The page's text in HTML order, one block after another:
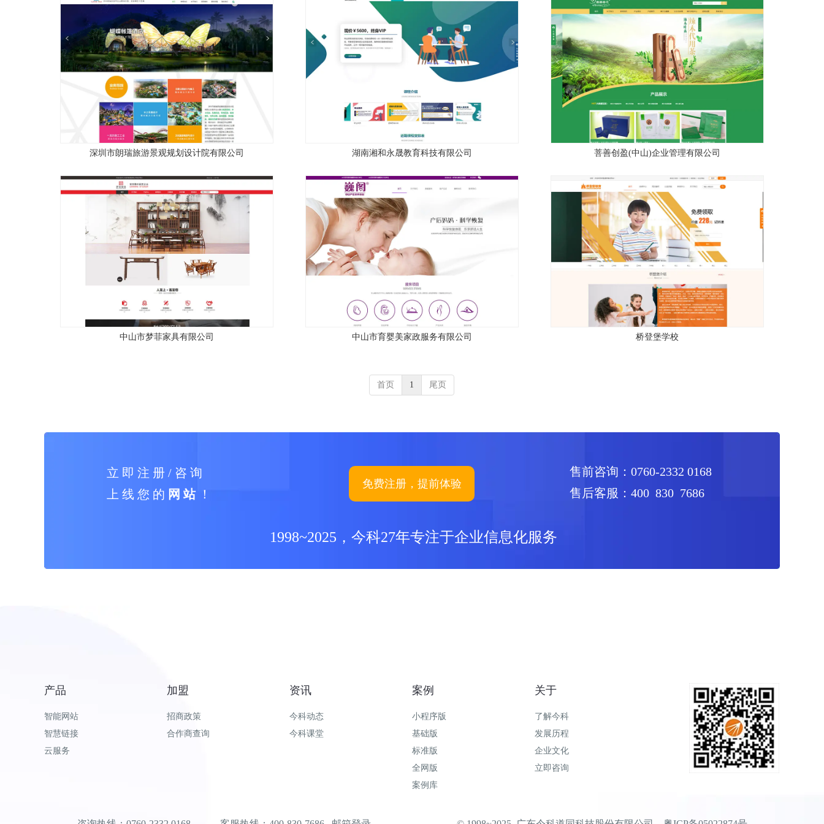
深圳市朗瑞旅游景观规划设计院有限公司 湖南湘和永晟教育科技有限公司 菩善创盈(中山)企业管理有限公司
中山市梦菲家具有限公司 中山市育婴美家政服务有限公司 桥登堡学校
首页 1 尾页
售前咨询：0760-2332 0168
售后客服：400 830 7686
1998~2025，今科27年专注于企业信息化服务
立 即 注 册 / 咨 询
上 线 您 的 网 站！
免费注册，提前体验
产品
智能网站
智慧链接
云服务
加盟
招商政策
合作商查询
资讯
今科动态
今科课堂
案例
小程序版
基础版
标准版
全网版
案例库
关于
了解今科
发展历程
企业文化
立即咨询